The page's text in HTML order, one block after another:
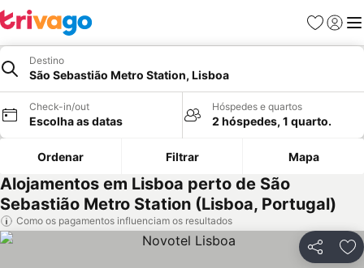
Favoritos
Iniciar
Destino
São Sebastião Metro Station, Lisboa
Check-in/out
Escolha as datas
Hóspedes e quartos
2 hóspedes, 1 quarto.
Ordenar Filtrar Mapa
Alojamentos em Lisboa perto de São
Sebastião Metro Station (Lisboa, Portugal)
Como os pagamentos influenciam os resultados
Partilhar